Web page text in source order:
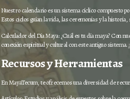
Nuestro calendario es un sistema cíclico compuesto
Estos ciclos guían la vida, las ceremonias y la
Calculador del Día Maya: ¿Cuál es tu día maya? Con
conexión espiritual y cultural con este antiguo
Recursos y Herramientas
En MayaTecum, te ofrecemos una diversidad de